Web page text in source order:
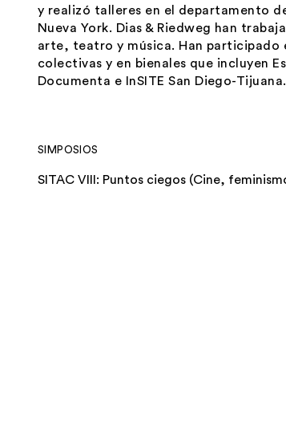
y realizó talleres en el departamento
Nueva York. Dias & Riedweg han
arte, teatro y música. Han participado
colectivas y en bienales que incluyen
Documenta e InSITE San Diego-
SIMPOSIOS
SITAC VIII: Puntos ciegos (Cine,